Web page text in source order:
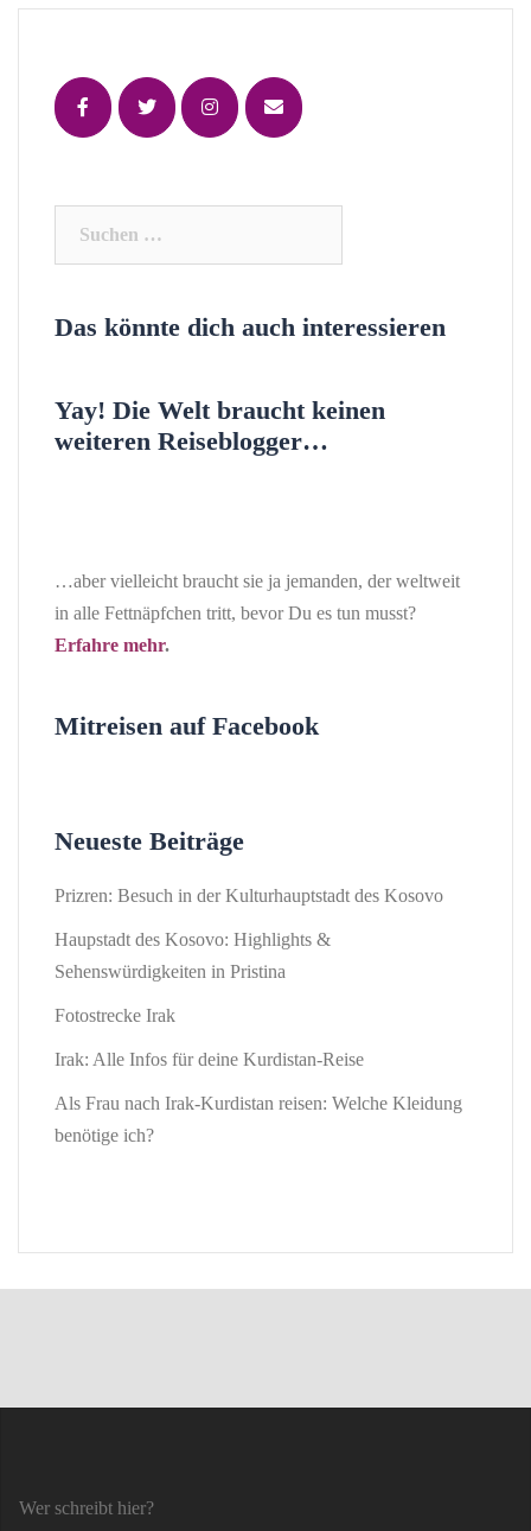
Das könnte dich auch interessieren
Yay! Die Welt braucht keinen
weiteren Reiseblogger…
…aber vielleicht braucht sie ja jemanden, der weltweit
in alle Fettnäpfchen tritt, bevor Du es tun musst?
Erfahre mehr.
Mitreisen auf Facebook
Neueste Beiträge
Prizren: Besuch in der Kulturhauptstadt des Kosovo
Haupstadt des Kosovo: Highlights &
Sehenswürdigkeiten in Pristina
Fotostrecke Irak
Irak: Alle Infos für deine Kurdistan-Reise
Als Frau nach Irak-Kurdistan reisen: Welche Kleidung
benötige ich?
Wer schreibt hier?